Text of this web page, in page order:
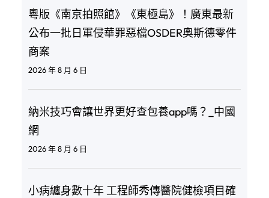
粵版《南京拍照館》《東極島》！廣東最新
公布一批日軍侵華罪惡檔OSDER奧斯德零件
商案
2026 年 8 月 6 日
納米技巧會讓世界更好查包養app嗎？_中國
網
2026 年 8 月 6 日
小病纏身數十年 工程師秀傳醫院健檢項目確